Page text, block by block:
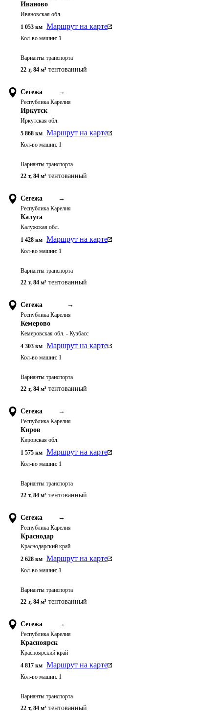
Иваново
Ивановская обл.
1 053 км Маршрут на карте
Кол-во машин: 1
Варианты транспорта
22 т, 84 м³ тентованный
Сегежа →
Республика Карелия
Иркутск
Иркутская обл.
5 868 км Маршрут на карте
Кол-во машин: 1
Варианты транспорта
22 т, 84 м³ тентованный
Сегежа →
Республика Карелия
Калуга
Калужская обл.
1 428 км Маршрут на карте
Кол-во машин: 1
Варианты транспорта
22 т, 84 м³ тентованный
Сегежа →
Республика Карелия
Кемерово
Кемеровская обл. - Кузбасс
4 303 км Маршрут на карте
Кол-во машин: 1
Варианты транспорта
22 т, 84 м³ тентованный
Сегежа →
Республика Карелия
Киров
Кировская обл.
1 575 км Маршрут на карте
Кол-во машин: 1
Варианты транспорта
22 т, 84 м³ тентованный
Сегежа →
Республика Карелия
Краснодар
Краснодарский край
2 628 км Маршрут на карте
Кол-во машин: 1
Варианты транспорта
22 т, 84 м³ тентованный
Сегежа →
Республика Карелия
Красноярск
Красноярский край
4 817 км Маршрут на карте
Кол-во машин: 1
Варианты транспорта
22 т, 84 м³ тентованный